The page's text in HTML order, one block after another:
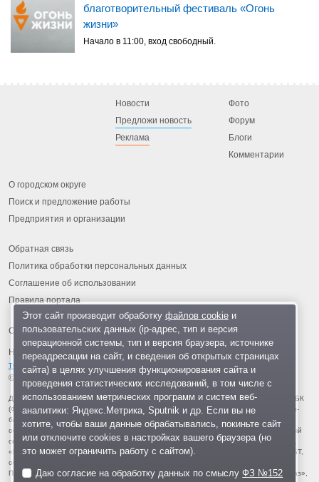
благотворительный фестиваль «Огонь
жизни»
Начало в 11:00, вход свободный.
Новости
Предложи новость
Реклама
Фото
Форум
Блоги
Комментарии
О городском округе
Поиск и предложение работы
Предприятия и организации
Обратная связь
Политика обработки персональных данных
Соглашение об использовании
Правила портала
На информационном ресурсе применяются
технологии
© 2013-2026 «ОИНФО»,
сделано в Одинцово
Для читателей: В России признаны экстремистскими и запрещены организации ФБК
(Фонд борьбы с коррупцией, признан иноагентом), Штабы Навального, «Национал-
большевистская партия», «Свидетели Иеговы», «Армия воли народа», «Русский
общенациональный союз», «Движение против нелегальной иммиграции», «Правый
сектор», УНА-УНСО, УПА, «Тризуб им. Степана Бандеры», «Мизантропик дивижн»,
«Меджлис крымскотатарского народа», движение «Артподготовка», движение ЛГБТ,
общероссийская политическая партия «Воля», АУЕ, батальоны «Азов» и «Айдар».
Признаны террористическими и запрещены: «Движение Талибан», «Имарат Кавказ»,
Этот сайт производит обработку файлов cookieи
пользовательских данных (ip-адрес, тип и версия
операционной системы, тип и версия браузера, источнике
переадресации на сайт, и сведения об открытых страницах
сайта) в целях улучшения функционирования сайта и
проведения статистических исследований, в том числе с
использованием метрических программ и систем веб-
аналитики: Яндекс.Метрика, Sputnik и др. Если вы не
хотите, чтобы ваши данные обрабатывались, покиньте сайт
или отключите cookies в настройках вашего браузера (но
это может ограничить работу с сайтом).
Даю согласие на обработку данных по смыслуФЗ №152